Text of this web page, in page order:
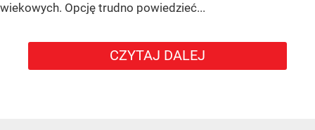
wiekowych. Opcję trudno powiedzieć...
CZYTAJ DALEJ